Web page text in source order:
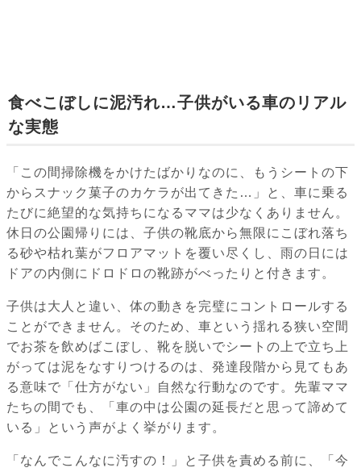
食べこぼしに泥汚れ…子供がいる車のリアル
な実態
「この間掃除機をかけたばかりなのに、もうシートの下
からスナック菓子のカケラが出てきた…」と、車に乗る
たびに絶望的な気持ちになるママは少なくありません。
休日の公園帰りには、子供の靴底から無限にこぼれ落ち
る砂や枯れ葉がフロアマットを覆い尽くし、雨の日には
ドアの内側にドロドロの靴跡がべったりと付きます。
子供は大人と違い、体の動きを完璧にコントロールする
ことができません。そのため、車という揺れる狭い空間
でお茶を飲めばこぼし、靴を脱いでシートの上で立ち上
がっては泥をなすりつけるのは、発達段階から見てもあ
る意味で「仕方がない」自然な行動なのです。先輩ママ
たちの間でも、「車の中は公園の延長だと思って諦めて
いる」という声がよく挙がります。
「なんでこんなに汚すの！」と子供を責める前に、「今